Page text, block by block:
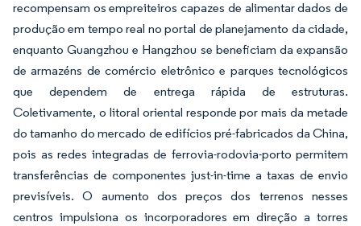
recompensam os empreiteiros capazes de alimentar dados de
produção em tempo real no portal de planejamento da cidade,
enquanto Guangzhou e Hangzhou se beneficiam da expansão
de armazéns de comércio eletrônico e parques tecnológicos
que dependem de entrega rápida de estruturas.
Coletivamente, o litoral oriental responde por mais da metade
do tamanho do mercado de edifícios pré-fabricados da China,
pois as redes integradas de ferrovia-rodovia-porto permitem
transferências de componentes just-in-time a taxas de envio
previsíveis. O aumento dos preços dos terrenos nesses
centros impulsiona os incorporadores em direção a torres